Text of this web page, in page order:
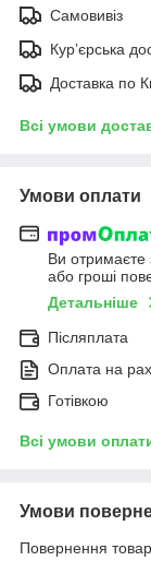
Самовивіз
Курʼєрська
Доставка по
Всі умови
Умови оплати
Ви отримаєте
або гроші
Детальніше
Післяплата
Оплата на
Готівкою
Всі умови
Умови
Повернення